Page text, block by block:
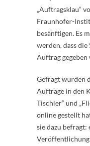
„Auftragsklau“
Fraunhofer-
besänftigen. Es
werden, dass
Auftrag
Gefragt wurden
Aufträge in den
Tischler“ und
online gestellt
sie dazu befragt:
Veröffentlichung